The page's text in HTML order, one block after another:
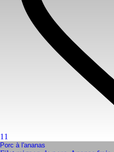
11
Porc à l'ananas